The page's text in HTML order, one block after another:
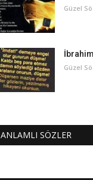
Güzel
Güzel
ANLAMLI SÖZLER